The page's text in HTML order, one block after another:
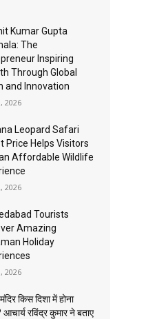
Kumar Gupta
The
Inspiring
Through Global
and Innovation
2026
Leopard Safari
Price Helps Visitors
Affordable Wildlife
2026
Tourists
Amazing
Holiday
2026
किस दिशा में होना
आचार्य रविंद्र कुमार ने बताए